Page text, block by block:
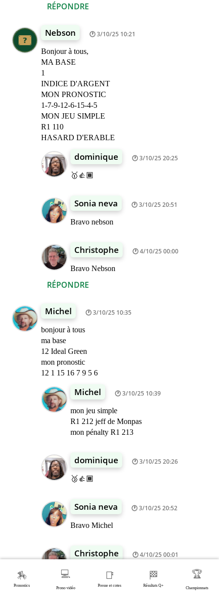
RÉPONDRE
Nebson 3/10/25 10:21
Bonjour à tous,
MA BASE
1
INDICE D'ARGENT
MON PRONOSTIC
1-7-9-12-6-15-4-5
MON JEU SIMPLE
R1 110
HASARD D'ERABLE
RÉPONDRE
dominique 3/10/25 20:25
🥇👍🏾
Sonia neva 3/10/25 20:51
Bravo nebson
Christophe 4/10/25 00:00
Bravo Nebson
Michel 3/10/25 10:35
bonjour à tous
ma base
12 Ideal Green
mon pronostic
12 1 15 16 7 9 5 6
RÉPONDRE
Michel 3/10/25 10:39
mon jeu simple
R1 212 jeff de Monpas
mon pénalty R1 213
dominique 3/10/25 20:26
🥉👍🏾
Sonia neva 3/10/25 20:52
Bravo Michel
Christophe 4/10/25 00:01
Bravo Michel
🏇
Pronostics
💻
Prono vidéo
📑
Presse et cotes
🏁
Résultats Q+
🏆
Championnats